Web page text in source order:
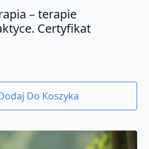
– terapie
Certyfikat
Do Koszyka